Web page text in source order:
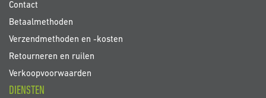
Contact
Betaalmethoden
Verzendmethoden en -kosten
Retourneren en ruilen
Verkoopvoorwaarden
DIENSTEN